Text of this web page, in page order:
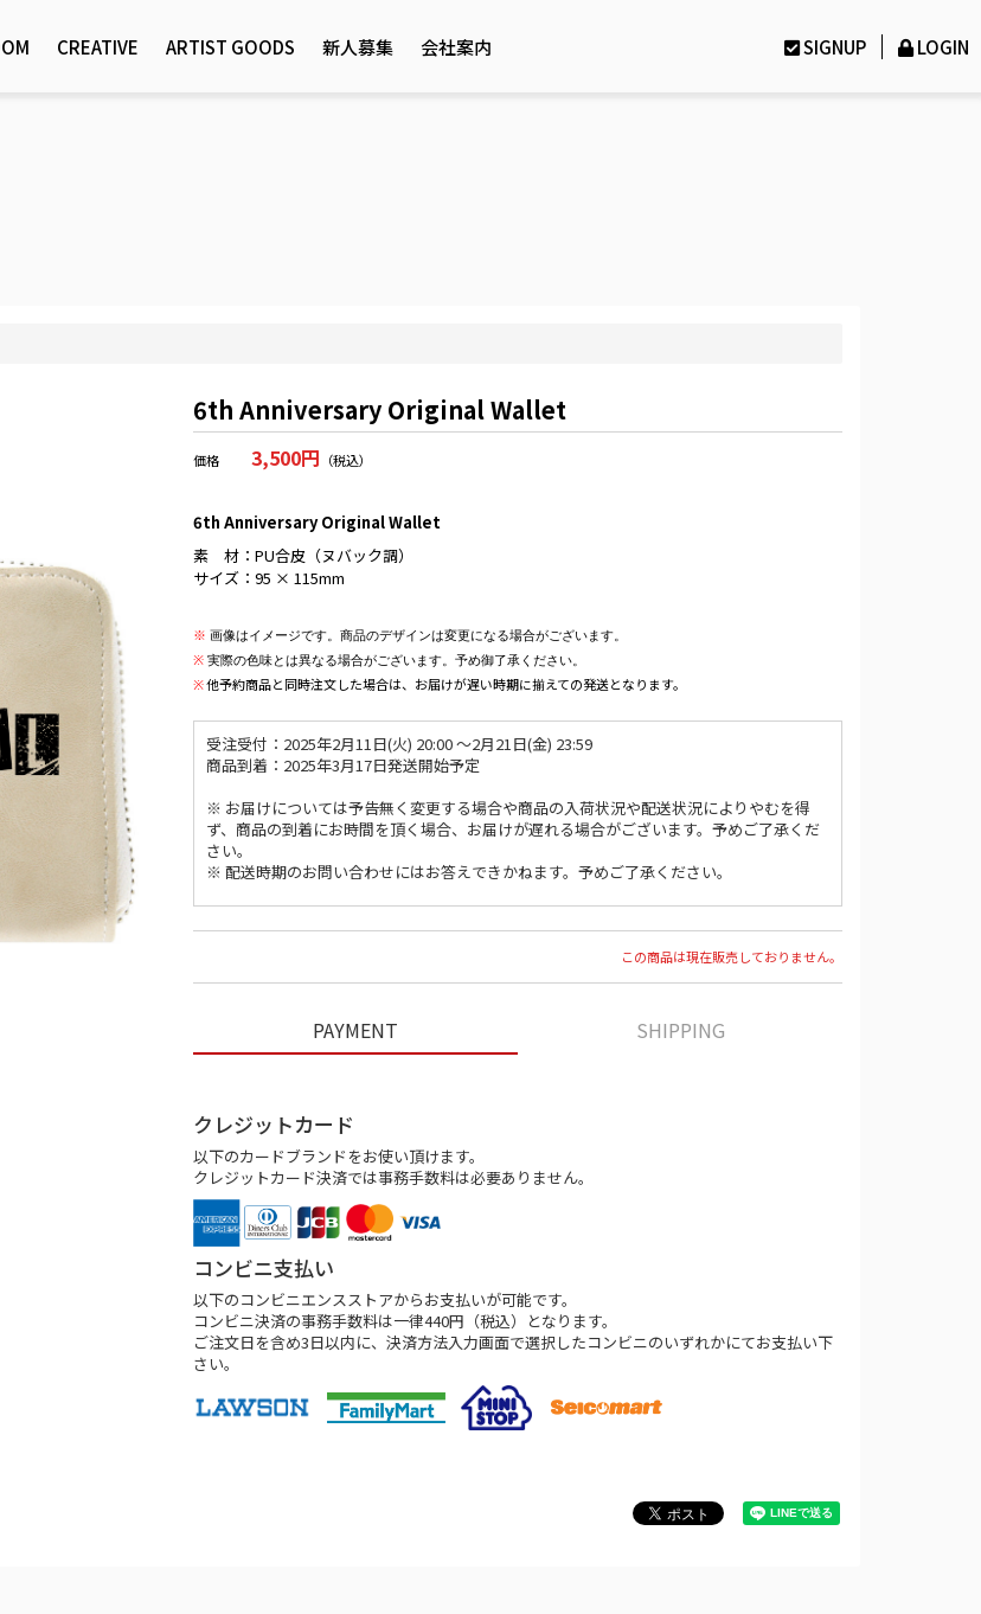
CREATIVE ARTIST GOODS 新人募集 会社案内 SIGNUP LOGIN
6th Anniversary Original Wallet
価格 3,500円 （税込）
6th Anniversary Original Wallet
素 材：PU合皮（ヌバック調）
サイズ：95 × 115mm
※ 画像はイメージです。商品のデザインは変更になる場合がございます。
※ 実際の色味とは異なる場合がございます。予め御了承ください。
※他予約商品と同時注文した場合は、お届けが遅い時期に揃えての発送となります。
受注受付：2025年2月11日(火) 20:00 〜2月21日(金) 23:59
商品到着：2025年3月17日発送開始予定
※ お届けについては予告無く変更する場合や商品の入荷状況や配送状況によりやむを得
ず、商品の到着にお時間を頂く場合、お届けが遅れる場合がございます。予めご了承くだ
さい。
※ 配送時期のお問い合わせにはお答えできかねます。予めご了承ください。
この商品は現在販売しておりません。
PAYMENT SHIPPING
クレジットカード
以下のカードブランドをお使い頂けます。
クレジットカード決済では事務手数料は必要ありません。
コンビニ支払い
以下のコンビニエンスストアからお支払いが可能です。
コンビニ決済の事務手数料は一律440円（税込）となります。
ご注文日を含め3日以内に、決済方法入力画面で選択したコンビニのいずれかにてお支払い下
さい。